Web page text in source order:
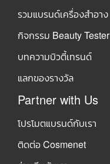
รวมแบรนด์เครื่องสำอาง
กิจกรรม Beauty Tester
บทความบิวตี้เทรนด์
แลกของรางวัล
Partner with Us
โปรโมตแบรนด์กับเรา
ติดต่อ Cosmenet